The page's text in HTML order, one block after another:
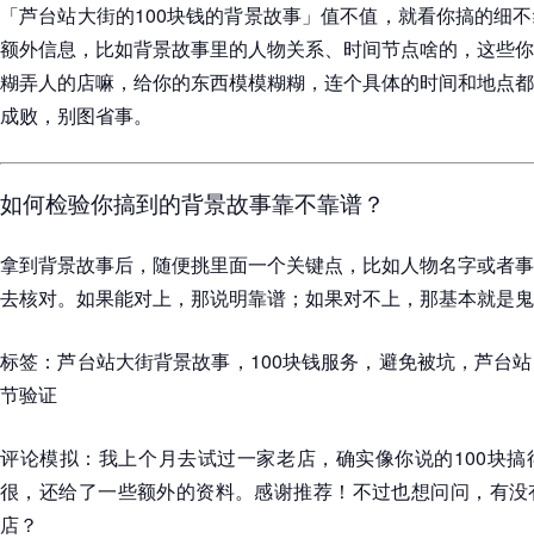
「芦台站大街的100块钱的背景故事」值不值，就看你搞的细
额外信息，比如背景故事里的人物关系、时间节点啥的，这些
糊弄人的店嘛，给你的东西模模糊糊，连个具体的时间和地点
成败，别图省事。
如何检验你搞到的背景故事靠不靠谱？
拿到背景故事后，随便挑里面一个关键点，比如人物名字或者
去核对。如果能对上，那说明靠谱；如果对不上，那基本就是
标签：芦台站大街背景故事，100块钱服务，避免被坑，芦台
节验证
评论模拟：我上个月去试过一家老店，确实像你说的100块
很，还给了一些额外的资料。感谢推荐！不过也想问问，有
店？